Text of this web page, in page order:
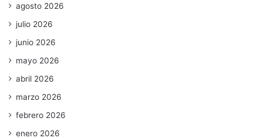
agosto 2026
julio 2026
junio 2026
mayo 2026
abril 2026
marzo 2026
febrero 2026
enero 2026